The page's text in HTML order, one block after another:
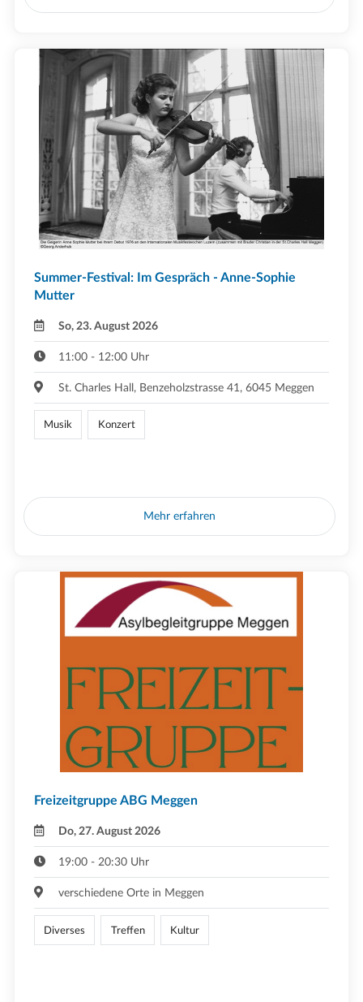
Summer-Festival: Im Gespräch - Anne-Sophie
Mutter
So, 23. August 2026
11:00 - 12:00 Uhr
St. Charles Hall, Benzeholzstrasse 41, 6045 Meggen
Musik Konzert
Mehr erfahren
Freizeitgruppe ABG Meggen
Do, 27. August 2026
19:00 - 20:30 Uhr
verschiedene Orte in Meggen
Diverses Treffen Kultur